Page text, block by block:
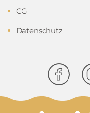
CG
Datenschutz